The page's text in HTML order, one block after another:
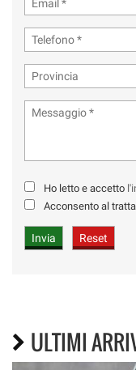
Ho letto e accetto
Acconsento al
ULTIMI